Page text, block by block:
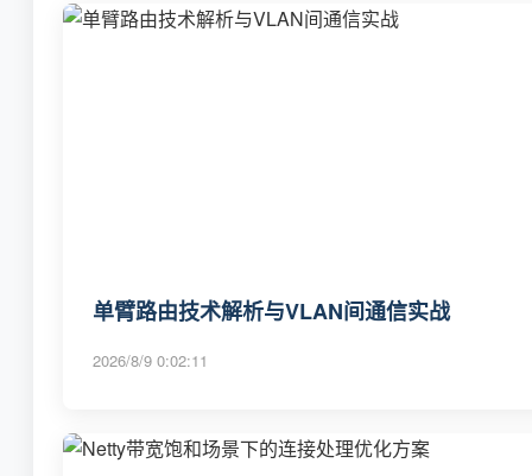
单臂路由技术解析与VLAN间通信实战
2026/8/9 0:02:11